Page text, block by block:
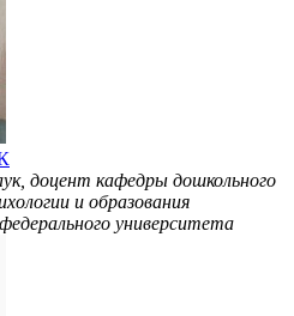
доцент кафедры дошкольного
и образования
университета